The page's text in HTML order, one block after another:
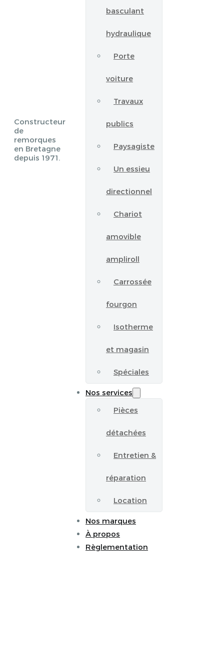
Constructeur
de
remorques
en Bretagne
depuis 1971.
basculant
hydraulique
Porte
voiture
Travaux
publics
Paysagiste
Un essieu
directionnel
Chariot
amovible
ampliroll
Carrossée
fourgon
Isotherme
et magasin
Spéciales
Nos services
Pièces
détachées
Entretien &
réparation
Location
Nos marques
À propos
Règlementation